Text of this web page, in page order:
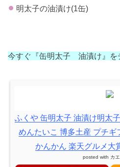
明太子の油漬け(1缶)
今すぐ『缶明太子 油漬け』を
ふくや 缶明太子 油漬け明太
めんたいこ 博多土産 プチギ
かんかん 楽天グルメ大
posted with カ